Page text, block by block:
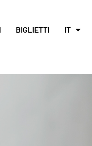
BIGLIETTI IT